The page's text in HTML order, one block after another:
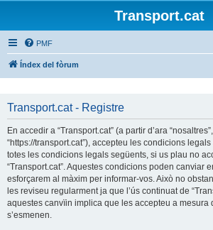
Transport.cat
PMF
Índex del fòrum
Transport.cat - Registre
En accedir a “Transport.cat” (a partir d’ara
“https://transport.cat”), accepteu les condicions
totes les condicions legals següents, si us plau no
“Transport.cat”. Aquestes condicions poden canviar
esforçarem al màxim per informar-vos. Això no
les reviseu regularment ja que l’ús continuat de
aquestes canvïin implica que les accepteu a mesura
s’esmenen.